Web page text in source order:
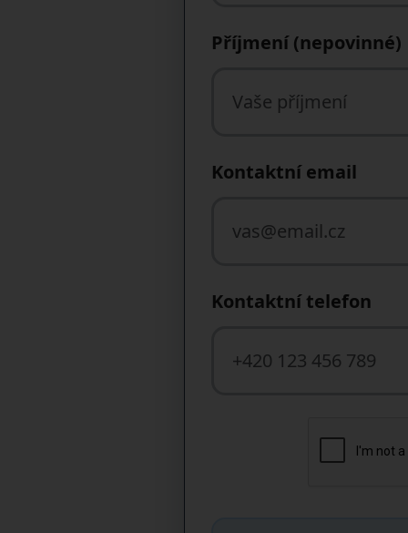
Příjmení (nepovinné)
Kontaktní email
Kontaktní telefon